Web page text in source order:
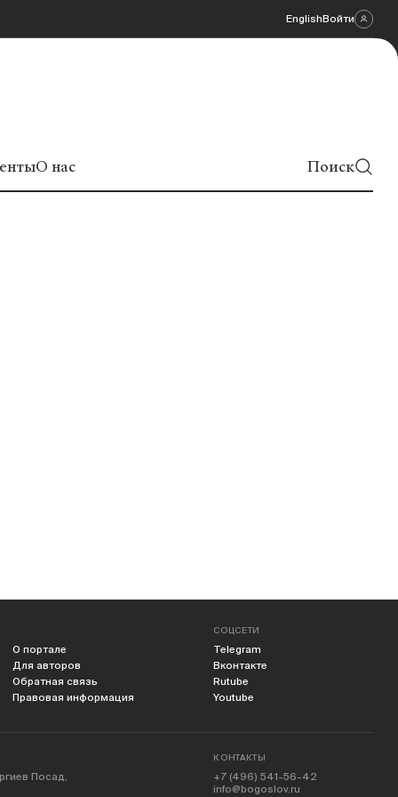
EnglishВойти
О нас Поиск
О портале
Для авторов
Обратная связь
Правовая информация
СОЦСЕТИ
Telegram
Вконтакте
Rutube
Youtube
Посад,
КОНТАКТЫ
+7 (496) 541-56-42
info@bogoslov.ru